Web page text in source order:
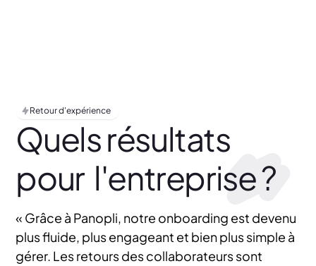
Retour d'expérience
Quels résultats
pour l'entreprise ?
« Grâce à Panopli, notre onboarding est devenu
plus fluide, plus engageant et bien plus simple à
gérer. Les retours des collaborateurs sont